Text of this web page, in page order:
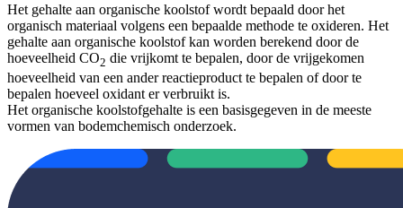
Het gehalte aan organische koolstof wordt bepaald door het
organisch materiaal volgens een bepaalde methode te oxideren. Het
gehalte aan organische koolstof kan worden berekend door de
hoeveelheid CO2 die vrijkomt te bepalen, door de vrijgekomen
hoeveelheid van een ander reactieproduct te bepalen of door te
bepalen hoeveel oxidant er verbruikt is.
Het organische koolstofgehalte is een basisgegeven in de meeste
vormen van bodemchemisch onderzoek.